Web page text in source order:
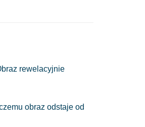
rewelacyjnie
obraz odstaje od